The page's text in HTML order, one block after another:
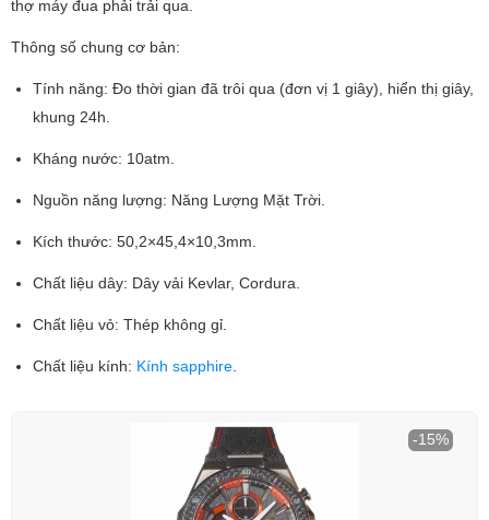
thợ máy đua phải trải qua.
Thông số chung cơ bản:
Tính năng: Đo thời gian đã trôi qua (đơn vị 1 giây), hiển thị giây,
khung 24h.
Kháng nước: 10atm.
Nguồn năng lượng: Năng Lượng Mặt Trời.
Kích thước: 50,2×45,4×10,3mm.
Chất liệu dây: Dây vải Kevlar, Cordura.
Chất liệu vỏ: Thép không gỉ.
Chất liệu kính: Kính sapphire
-15%